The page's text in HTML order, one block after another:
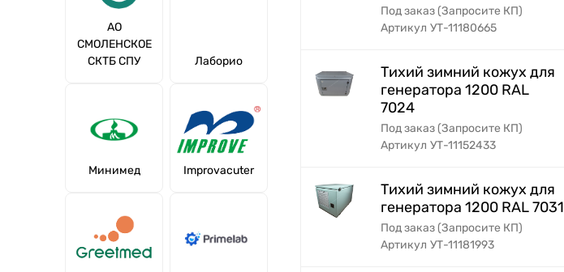
АО
СМОЛЕНСКОЕ
СКТБ СПУ
Лаборио
Минимед Improvacuter
Под заказ (Запросите КП)
Артикул УТ-11180665
Тихий зимний кожух для
генератора 1200 RAL
7024
Под заказ (Запросите КП)
Артикул УТ-11152433
Тихий зимний кожух для
генератора 1200 RAL 7031
Под заказ (Запросите КП)
Артикул УТ-11181993